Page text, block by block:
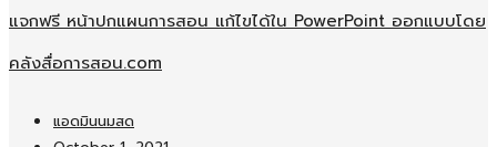
แจกฟรี หน้าปกแผนการสอน แก้ไขได้ใน PowerPoint ออกแบบโดย
คลังสื่อการสอน.com
แอดมินนมสด